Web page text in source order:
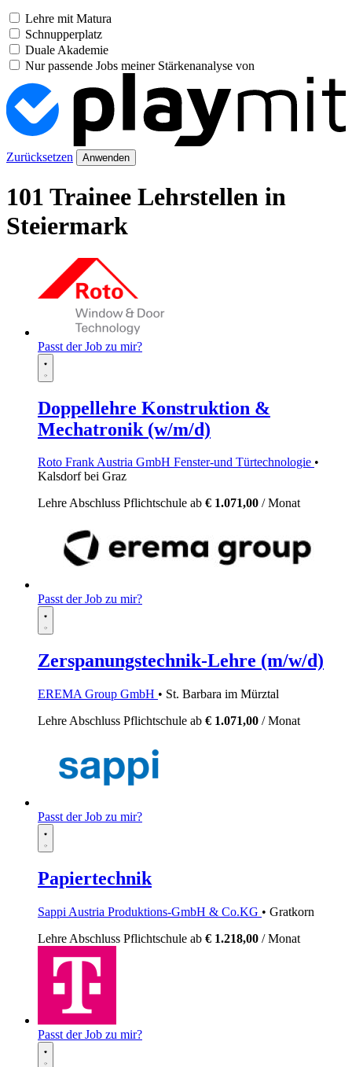
Lehre mit Matura
Schnupperplatz
Duale Akademie
Nur passende Jobs meiner Stärkenanalyse von
Zurücksetzen Anwenden
101 Trainee Lehrstellen in
Steiermark
Passt der Job zu mir?
Doppellehre Konstruktion &
Mechatronik (w/m/d)
Roto Frank Austria GmbH Fenster-und Türtechnologie •
Kalsdorf bei Graz
LehreAbschluss Pflichtschule ab € 1.071,00 / Monat
Passt der Job zu mir?
Zerspanungstechnik-Lehre (m/w/d)
EREMA Group GmbH • St. Barbara im Mürztal
Lehre Abschluss Pflichtschule ab € 1.071,00 / Monat
Passt der Job zu mir?
Papiertechnik
Sappi Austria Produktions-GmbH & Co.KG • Gratkorn
Lehre Abschluss Pflichtschule ab € 1.218,00 / Monat
Passt der Job zu mir?